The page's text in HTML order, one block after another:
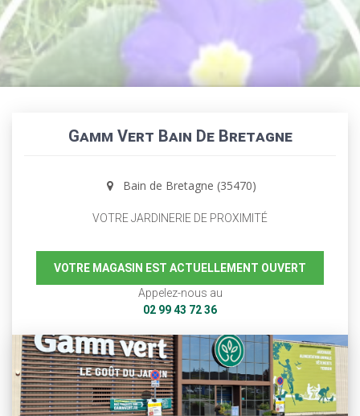
Gamm Vert Bain De Bretagne
Bain de Bretagne (35470)
VOTRE JARDINERIE DE PROXIMITÉ
VOTRE MAGASIN EST ACTUELLEMENT OUVERT
Appelez-nous au
02 99 43 72 36